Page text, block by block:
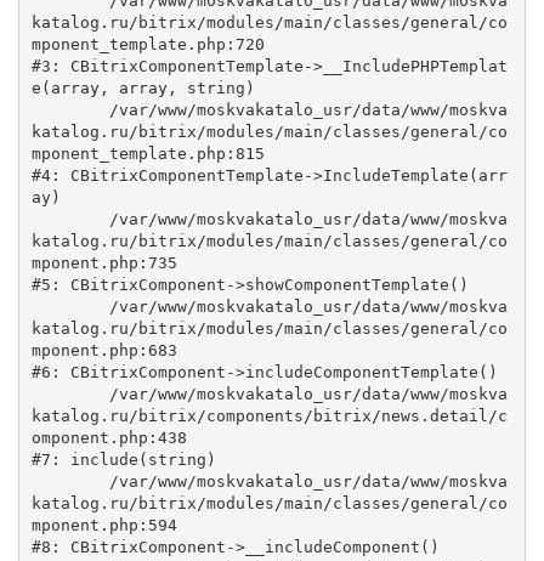
katalog.ru/bitrix/modules/main/classes/general/co
mponent_template.php:720
#3: CBitrixComponentTemplate->__IncludePHPTemplat
e(array, array, string)
katalog.ru/bitrix/modules/main/classes/general/co
mponent_template.php:815
#4: CBitrixComponentTemplate->IncludeTemplate(arr
ay)
katalog.ru/bitrix/modules/main/classes/general/co
mponent.php:735
#5: CBitrixComponent->showComponentTemplate()
katalog.ru/bitrix/modules/main/classes/general/co
mponent.php:683
#6: CBitrixComponent->includeComponentTemplate()
katalog.ru/bitrix/components/bitrix/news.detail/c
omponent.php:438
#7: include(string)
katalog.ru/bitrix/modules/main/classes/general/co
mponent.php:594
#8: CBitrixComponent->__includeComponent()